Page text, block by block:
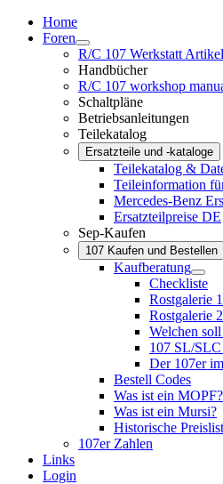
Home
Foren
R/C 107 Werkstatt
Handbücher
R/C 107 workshop
Schaltpläne
Betriebsanleitungen
Teilekatalog
Ersatzteile und -kataloge
Teilekatalog &
Teileinformation
Mercedes-Benz
Ersatzteilpreise DE
Sep-Kaufen
107 Kaufen und Bestellen
Kaufberatung
Checkliste
Rostgalerie 1
Rostgalerie 2
Welchen
107 SL/
Der 107er
Bestell Codes
Was ist ein MOPF?
Was ist ein Mursi?
Historische
107er Zahlen
Links
Login